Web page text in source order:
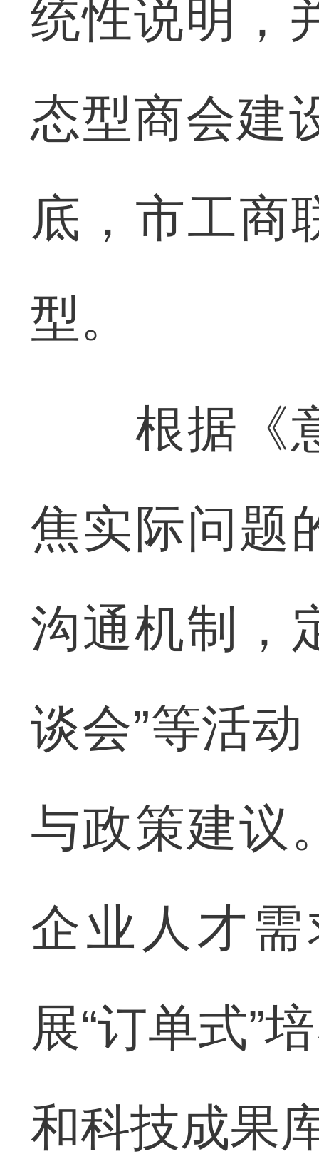
统性说明，
态型商会建
底，市工商
型。
根据《意
焦实际问题
沟通机制，
谈会”等活
与政策建议
企业人才
展“订单式”
和科技成果